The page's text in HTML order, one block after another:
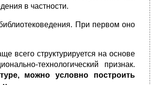
в частности.
При первом оно
всего структурируется на основе
технологический признак.
можно условно построить